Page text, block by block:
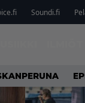
Soundi.fi